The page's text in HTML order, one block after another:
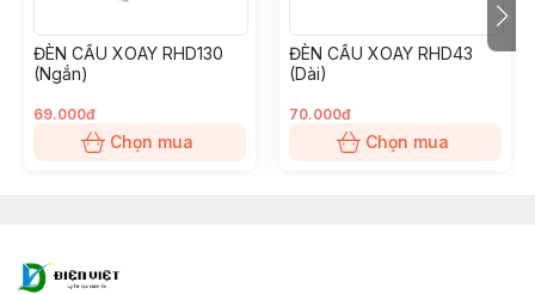
ĐÈN CẦU XOAY RHD130
(Ngắn)
69.000đ
Chọn mua
ĐÈN CẦU XOAY RHD43
(Dài)
70.000đ
Chọn mua